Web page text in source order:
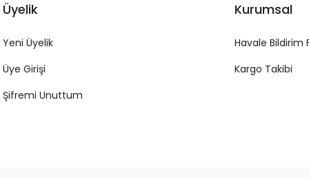
Üyelik
Yeni Üyelik
Üye Girişi
Şifremi Unuttum
Kurumsal
Havale Bildirim
Kargo Takibi